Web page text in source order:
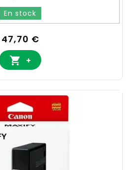
En stock
Prix
47,70 €
 +